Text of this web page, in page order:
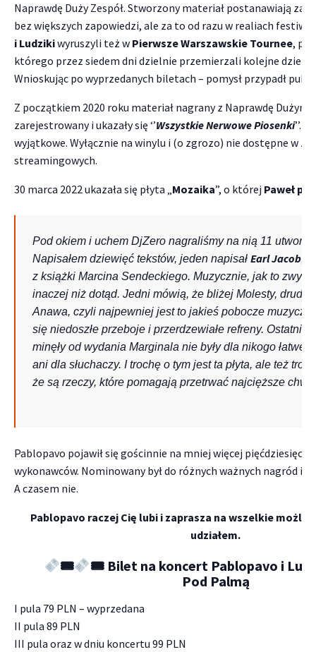
Naprawdę Duży Zespół. Stworzony materiał postanawiają
bez większych zapowiedzi, ale za to od razu w realiach
i Ludzikiwyruszyli też w Pierwsze Warszawskie Tournee,
którego przez siedem dni dzielnie przemierzali kolejne
Wnioskując po wyprzedanych biletach – pomysł przypadł
Z początkiem 2020 roku materiał nagrany z Naprawdę Dużym
zarejestrowany i ukazały się ‘’Wszystkie Nerwowe Piosenki’’.
wyjątkowe. Wyłącznie na winylu i (o zgrozo) nie dostępne w
streamingowych.
30 marca 2022 ukazała się płyta „Mozaika”, o której Paweł
Pod okiem i uchem DjZero nagraliśmy na nią 11
Napisałem dziewięć tekstów, jeden napisał Earl Jacob
z książki Marcina Sendeckiego. Muzycznie, jak to
inaczej niż dotąd. Jedni mówią, że bliżej Molesty,
Anawa, czyli najpewniej jest to jakieś pobocze
się niedoszłe przeboje i przerdzewiałe refreny. Ostatnie
minęły od wydania Marginala nie były dla nikogo łatwe.
ani dla słuchaczy. I trochę o tym jest ta płyta, ale też
że są rzeczy, które pomagają przetrwać najcięższe
Pablopavo pojawił się gościnnie na mniej więcej
wykonawców. Nominowany był do różnych ważnych nagród i
A czasem nie.
Pablopavo raczej Cię lubi i zaprasza na wszelkie
udziałem.
🎟
🎟 Bilet na koncert Pablopavo i
Pod Palmą
I pula 79 PLN – wyprzedana
II pula 89 PLN
III pula oraz w dniu koncertu 99 PLN